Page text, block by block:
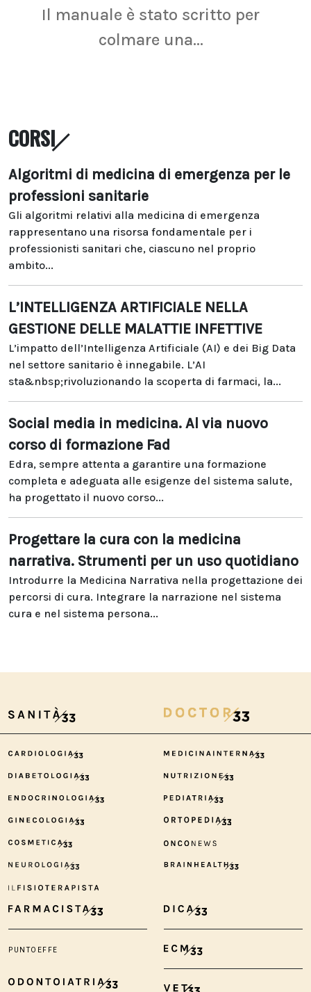
Il manuale è stato scritto per
colmare una...
CORSI
Algoritmi di medicina di emergenza per le
professioni sanitarie
Gli algoritmi relativi alla medicina di emergenza
rappresentano una risorsa fondamentale per i
professionisti sanitari che, ciascuno nel proprio
ambito...
L’INTELLIGENZA ARTIFICIALE NELLA
GESTIONE DELLE MALATTIE INFETTIVE
L’impatto dell’Intelligenza Artificiale (AI) e dei Big Data
nel settore sanitario è innegabile. L’AI
sta&nbsp;rivoluzionando la scoperta di farmaci, la...
Social media in medicina. Al via nuovo
corso di formazione Fad
Edra, sempre attenta a garantire una formazione
completa e adeguata alle esigenze del sistema salute,
ha progettato il nuovo corso...
Progettare la cura con la medicina
narrativa. Strumenti per un uso quotidiano
Introdurre la Medicina Narrativa nella progettazione dei
percorsi di cura. Integrare la narrazione nel sistema
cura e nel sistema persona...